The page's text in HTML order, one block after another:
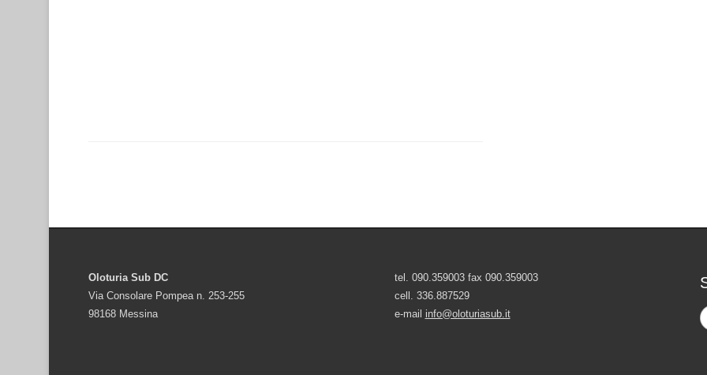
Oloturia Sub DC
Via Consolare Pompea n. 253-255
98168 Messina
tel. 090.359003 fax 090.359003
cell. 336.887529
e-mail info@oloturiasub.it